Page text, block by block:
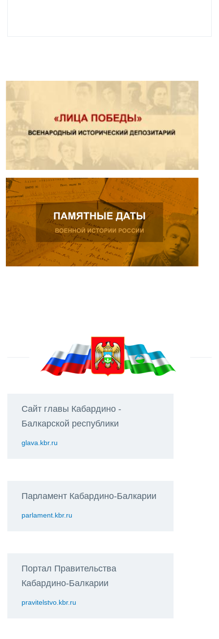
Сайт главы Кабардино -
Балкарской республики
glava.kbr.ru
Парламент Кабардино-Балкарии
parlament.kbr.ru
Портал Правительства
Кабардино-Балкарии
pravitelstvo.kbr.ru